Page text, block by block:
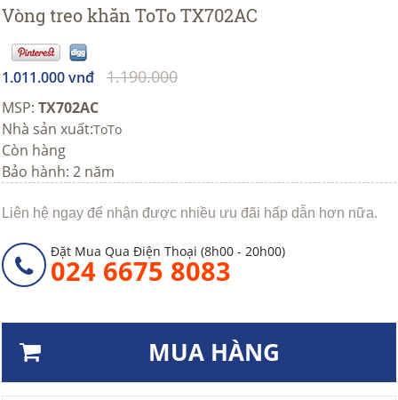
Vòng treo khăn ToTo TX702AC
1.011.000 vnđ 1.190.000
MSP: TX702AC
Nhà sản xuất:ToTo
Còn hàng
Bảo hành: 2 năm
Liên hệ ngay để nhận được nhiều ưu đãi hấp dẫn hơn nữa.
Đặt Mua Qua Điện Thoại (8h00 - 20h00)
024 6675 8083
MUA HÀNG